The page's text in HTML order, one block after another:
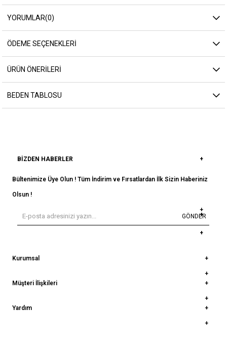
YORUMLAR(0)
ÖDEME SEÇENEKLERI
ÜRÜN ÖNERILERI
BEDEN TABLOSU
BIZDEN HABERLER
Bültenimize Üye Olun ! Tüm İndirim ve Fırsatlardan İlk Sizin Haberiniz
Olsun !
GÖNDER
Kurumsal
Müşteri İlişkileri
Yardım